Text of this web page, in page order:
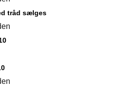
tråd sælges